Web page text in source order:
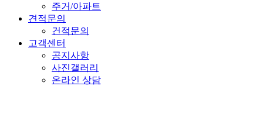
주거/아파트
견적문의
건적문의
고객센터
공지사항
사진갤러리
온라인 상담